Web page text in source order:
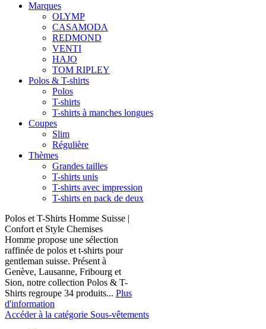
Marques
OLYMP
CASAMODA
REDMOND
VENTI
HAJO
TOM RIPLEY
Polos & T-shirts
Polos
T-shirts
T-shirts à manches longues
Coupes
Slim
Régulière
Thèmes
Grandes tailles
T-shirts unis
T-shirts avec impression
T-shirts en pack de deux
Polos et T-Shirts Homme Suisse |
Confort et Style Chemises
Homme propose une sélection
raffinée de polos et t-shirts pour
gentleman suisse. Présent à
Genève, Lausanne, Fribourg et
Sion, notre collection Polos & T-
Shirts regroupe 34 produits... Plus
d'information
Accéder à la catégorie Sous-vêtements